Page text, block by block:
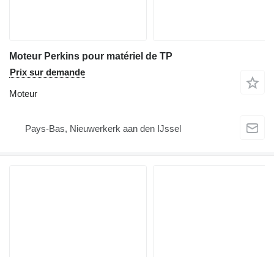
Moteur Perkins pour matériel de TP
Prix sur demande
Moteur
Pays-Bas, Nieuwerkerk aan den IJssel